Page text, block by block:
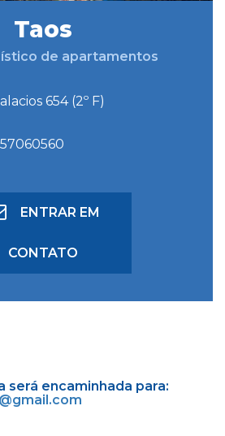
HOSPEDAGEM
Taos
de apartamentos
654 (2º F)
ENTRAR EM
CONTATO
será encaminhada para: